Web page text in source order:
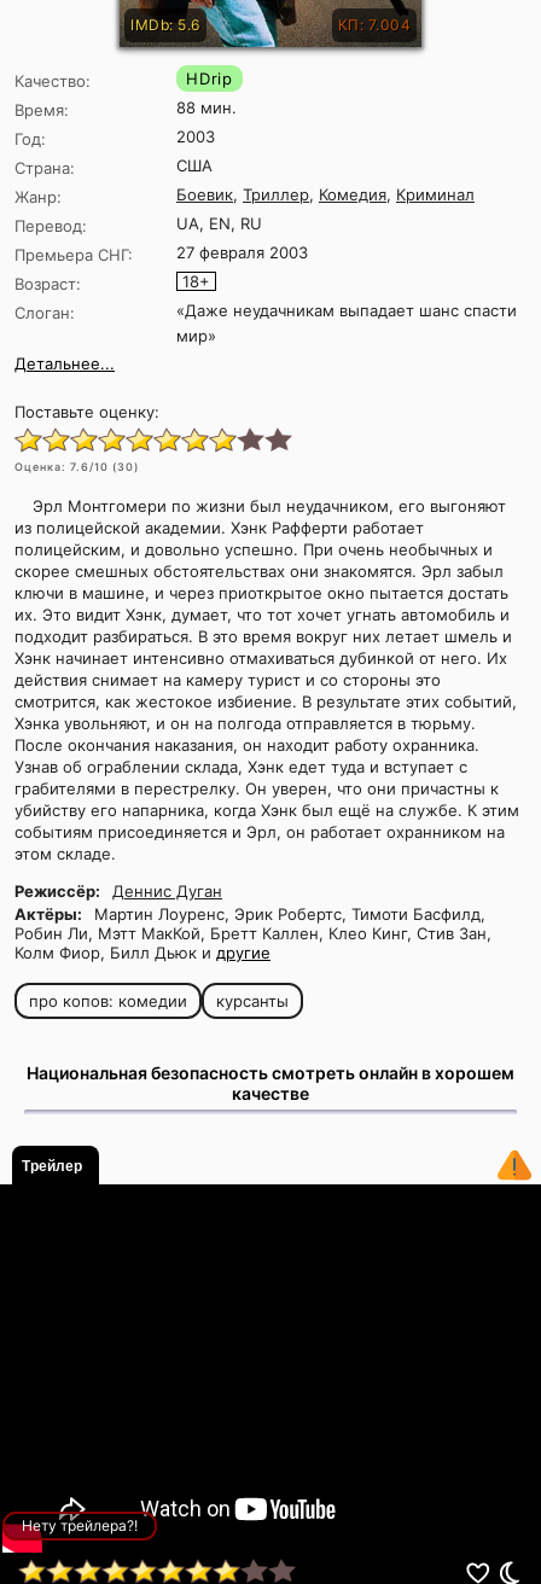
IMDb: 5.6 КП: 7.004
Качество:
HDrip
Время:
88 мин.
Год:
2003
Страна:
США
Жанр:
Боевик, Триллер, Комедия, Криминал
Перевод:
UA, EN, RU
Премьера СНГ:
27 февраля 2003
Возраст:
18+
Слоган:
«Даже неудачникам выпадает шанс спасти
мир»
Детальнее...
Поставьте оценку:
Оценка: 7.6/10 (30)
Эрл Монтгомери по жизни был неудачником, его выгоняют
из полицейской академии. Хэнк Рафферти работает
полицейским, и довольно успешно. При очень необычных и
скорее смешных обстоятельствах они знакомятся. Эрл забыл
ключи в машине, и через приоткрытое окно пытается достать
их. Это видит Хэнк, думает, что тот хочет угнать автомобиль и
подходит разбираться. В это время вокруг них летает шмель и
Хэнк начинает интенсивно отмахиваться дубинкой от него. Их
действия снимает на камеру турист и со стороны это
смотрится, как жестокое избиение. В результате этих событий,
Хэнка увольняют, и он на полгода отправляется в тюрьму.
После окончания наказания, он находит работу охранника.
Узнав об ограблении склада, Хэнк едет туда и вступает с
грабителями в перестрелку. Он уверен, что они причастны к
убийству его напарника, когда Хэнк был ещё на службе. К этим
событиям присоединяется и Эрл, он работает охранником на
этом складе.
Режиссёр:
Деннис Дуган
Актёры:
Мартин Лоуренс, Эрик Робертс, Тимоти Басфилд,
Робин Ли, Мэтт МакКой, Бретт Каллен, Клео Кинг, Стив Зан,
Колм Фиор, Билл Дьюк и другие
про копов: комедии курсанты
Национальная безопасность смотреть онлайн в хорошем
качестве
Трейлер
Нету трейлера?!